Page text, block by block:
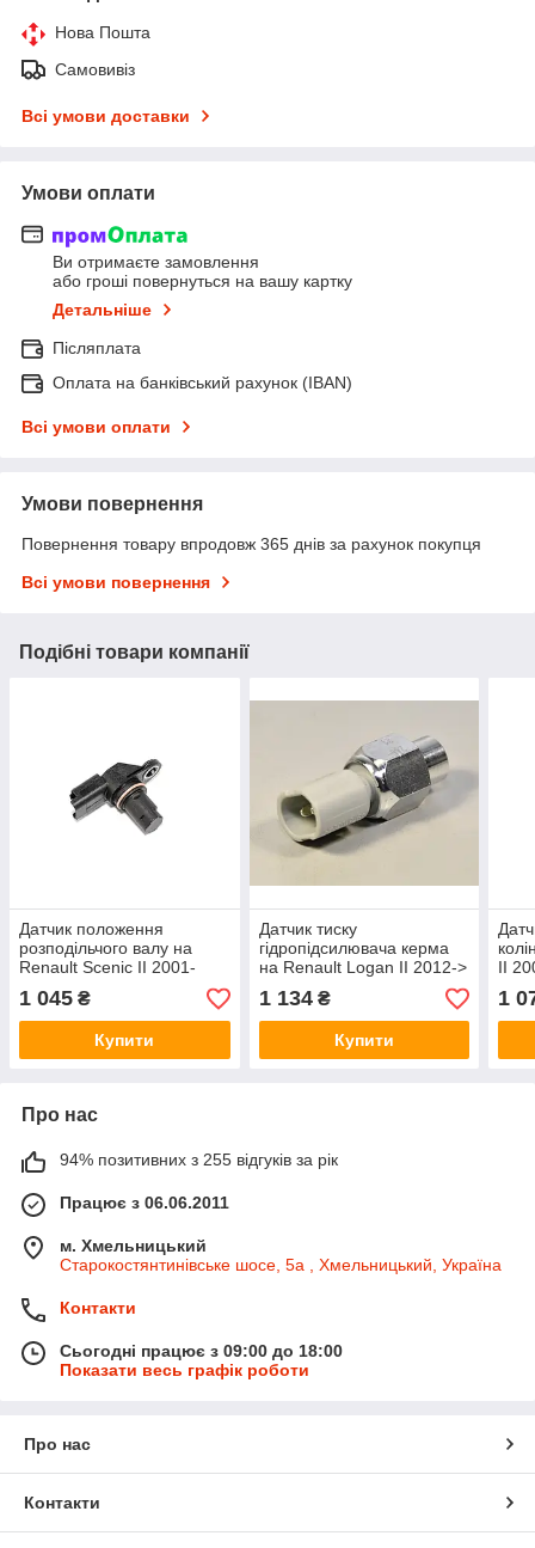
Нова Пошта
Самовивіз
Всі умови доставки
Умови оплати
Ви отримаєте замовлення
або гроші повернуться на вашу картку
Детальніше
Післяплата
Оплата на банківський рахунок (IBAN)
Всі умови оплати
Умови повернення
Повернення товару впродовж 365 днів за рахунок покупця
Всі умови повернення
Подібні товари компанії
Датчик положення
розподільчого валу на
Renault Scenic II 2001-
93198004
1 045 ₴
Купити
Датчик тиску
гідропідсилювача керма
на Renault Logan II 2012->
(Оригінал) - 497610324R
1 134₴
Купити
II
1
Про нас
94% позитивних з 255 відгуків за рік
Працює з 06.06.2011
м. Хмельницький
Старокостянтинівське шосе, 5а , Хмельницький, Україна
Контакти
Сьогодні працює з 09:00 до 18:00
Показати весь графік роботи
Про нас
Контакти